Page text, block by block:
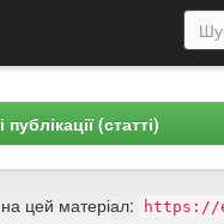
(статті)
цей матеріал: https://